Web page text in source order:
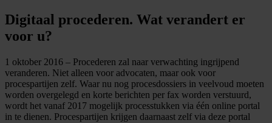
Digitaal procederen. Wat verandert er
voor u?
1 oktober 2016 – Procederen zal naar verwachting ingrijpend
veranderen. Niet alleen voor advocaten, maar ook voor
procespartijen zelf. Waar nu nog procesdossiers in veelvoud moeten
worden overgelegd en korte berichten per fax worden verstuurd,
wordt het vanaf 2017 mogelijk processtukken via één online portal
in te dienen. Procespartijen krijgen daarnaast zelf via deze portal